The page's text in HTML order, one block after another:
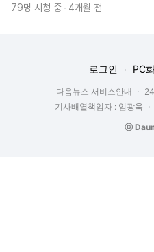
79명 시청 중 4개월 전
로그인 PC
다음뉴스 서비스안내
기사배열책임자 : 임광욱
ⓒ